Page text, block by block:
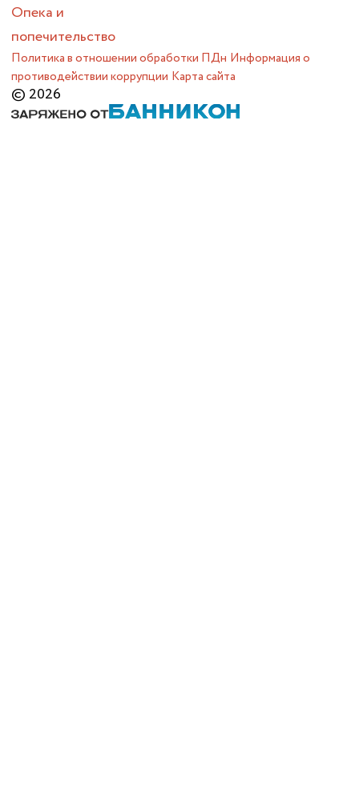
Опека и
попечительство
Политика в отношении обработки ПДн Информация о
противодействии коррупции Карта сайта
© 2026